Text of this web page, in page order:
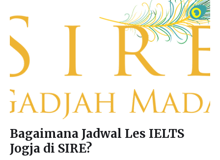
Bagaimana Jadwal Les IELTS
Jogja di SIRE?